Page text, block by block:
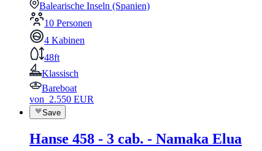
Balearische Inseln (Spanien)
10 Personen
4 Kabinen
48ft
Klassisch
Bareboat
von 2.550 EUR
Save
Hanse 458 - 3 cab. - Namaka Elua